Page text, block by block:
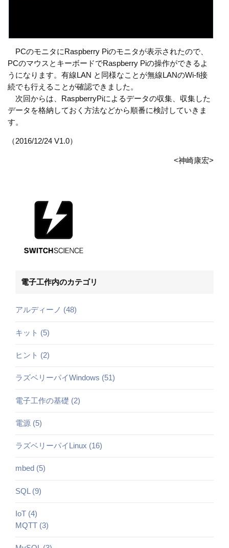
PCのモニタにRaspberry Piのモニタが表示されたので、
PCのマウスとキーボードでRaspberry Piの操作ができるよ
うになります。有線LAN と同様なことが無線LANのWi-fi接
続でも行えることが確認できました。
次回からは、RaspberryPiによるデータの収集、収集した
データを格納しておく方法などから順番に検討していきま
す。
（2016/12/24 V1.0）
<神崎康宏>
電子工作内のカテゴリ
アルディーノ (48)
キット (5)
ヒント (2)
ラズベリーパイWindows (51)
電子工作の基礎 (2)
電源 (5)
ラズベリーパイLinux (16)
mbed (5)
SQL (9)
IoT (4)
MQTT (3)